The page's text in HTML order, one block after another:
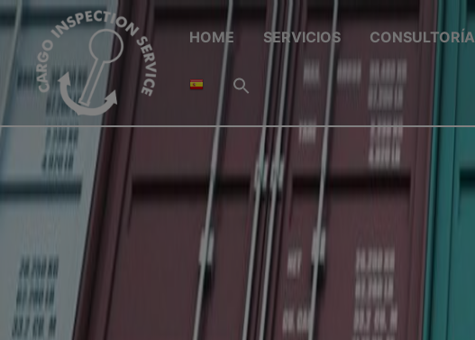
HOME SERVICIOS CONSULTORÍA